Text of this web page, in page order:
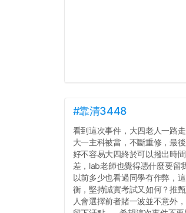
#靠清3448
看到這次事件，大四老人一路走
大一主科被當，不斷重修，最
好不容易大四終於可以撥出時
差，lab老師也覺得憑什麼要留我
以前多少也看過同學有作弊，
衡，堅持誠實考試又如何？推
人會選擇前者賭一波並不意外